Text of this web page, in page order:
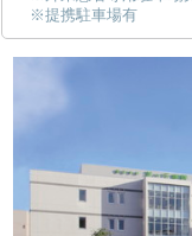
※提携駐車場有